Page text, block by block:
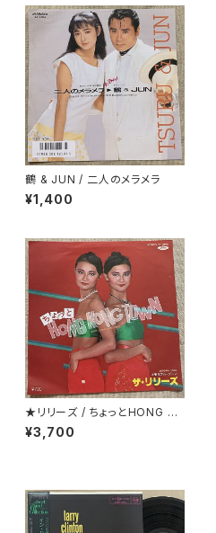
鶴 & JUN / 二人のメラメラ
¥1,400
★リリーズ / ちょっとHONG K
ONG TOWN
¥3,700